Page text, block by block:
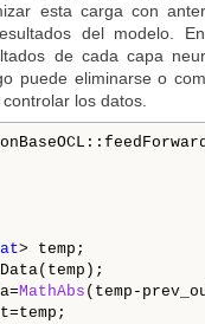
esta carga con
del modelo.
de cada capa
puede eliminarse o
los datos.
> temp;
MathAbs (temp-